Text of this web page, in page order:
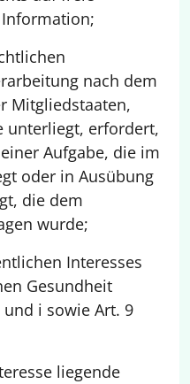
nach dem
Mitgliedstaaten,
unterliegt, erfordert,
Aufgabe, die im
oder in Ausübung
die dem
wurde;
Interesses
Gesundheit
i sowie Art. 9
liegende